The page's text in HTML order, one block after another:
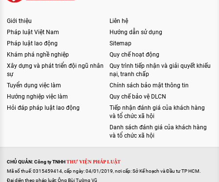
Giới thiệu
Pháp luật Việt Nam
Pháp luật lao động
Khám phá nghề nghiệp
Xây dựng và phát triển đội ngũ nhân
sự
Tuyển dụng việc làm
Hướng nghiệp việc làm
Hỏi đáp pháp luật lao động
Liên hệ
Hướng dẫn sử dụng
Sitemap
Quy chế hoạt động
Quy trình tiếp nhận và giải quyết khiếu
nại, tranh chấp
Chính sách bảo mật thông tin
Quy chế bảo vệ DLCN
Tiếp nhận đánh giá của khách hàng
và tổ chức xã hội
Danh sách đánh giá của khách hàng
và tổ chức xã hội
CHỦ QUẢN: Công ty TNHHTHƯ VIỆN PHÁP LUẬT
Mã số thuế: 0315459414, cấp ngày: 04/01/2019, nơi cấp: Sở Kế hoạch và Đầu tư TP HCM.
Đại diện theo pháp luật: Ông Bùi Tường Vũ